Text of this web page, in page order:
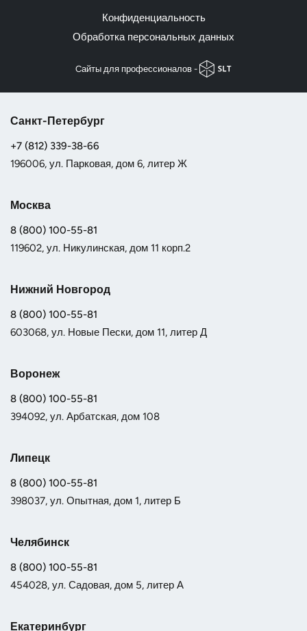
Конфиденциальность
Обработка персональных данных
Cайты для профессионалов -
Санкт-Петербург
+7 (812) 339-38-66
196006, ул. Парковая, дом 6, литер Ж
Москва
8 (800) 100-55-81
119602, ул. Никулинская, дом 11 корп.2
Нижний Новгород
8 (800) 100-55-81
603068, ул. Новые Пески, дом 11, литер Д
Воронеж
8 (800) 100-55-81
394092, ул. Арбатская, дом 108
Липецк
8 (800) 100-55-81
398037, ул. Опытная, дом 1, литер Б
Челябинск
8 (800) 100-55-81
454028, ул. Садовая, дом 5, литер А
Екатеринбург